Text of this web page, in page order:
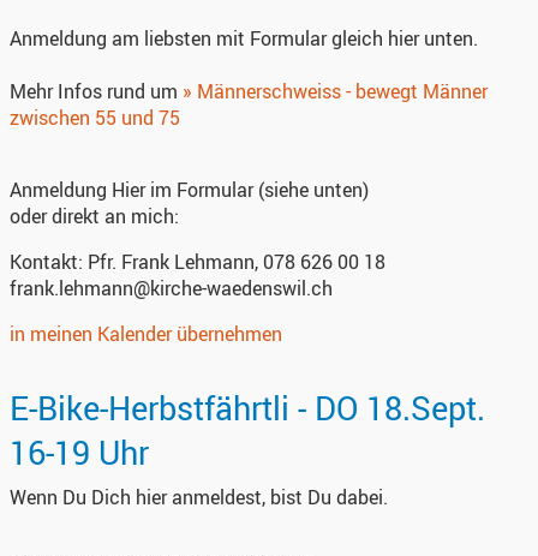
Anmeldung am liebsten mit Formular gleich hier unten.
Mehr Infos rund um » Männerschweiss - bewegt Männer
zwischen 55 und 75
Anmeldung Hier im Formular (siehe unten)
oder direkt an mich:
Kontakt: Pfr. Frank Lehmann, 078 626 00 18
frank.lehmann@kirche-waedenswil.ch
in meinen Kalender übernehmen
E-Bike-Herbstfährtli - DO 18.Sept.
16-19 Uhr
Wenn Du Dich hier anmeldest, bist Du dabei.